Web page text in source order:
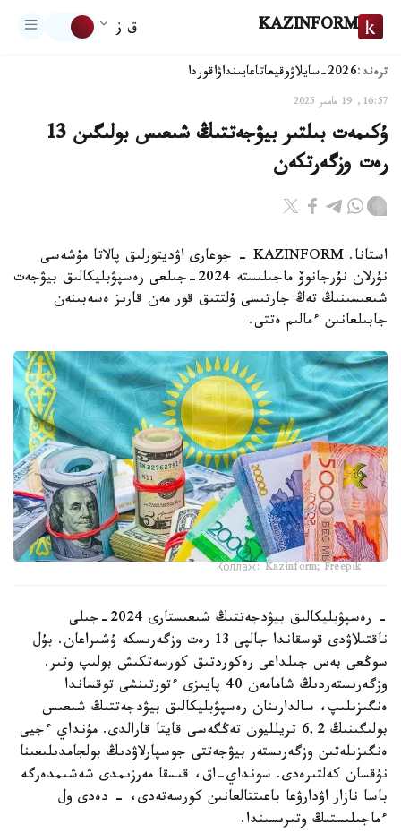
KAZINFORM ق ز
ترەند:2026-سايلاۋ وقيعاتاعايىنداۋاقوردا
16:57, 19 مامىر 2025
ۇكىمەت بىلتىر بيۋجەتتىڭ شىعىس بولىگىن 13
رەت وزگەرتكەن
استانا. KAZINFORM - جوعارى اۋديتورلىق پالاتا مۇشەسى
نۇرلان نۇرجانوۆ ماجىلىستە 2024-جىلعى رەسپۋبليكالىق بيۋجەت
شىعىسىنىڭ تەڭ جارتىسى ۇلتتىق قور مەن قارىز ەسەبىنەن
جابىلعانىن ءمالىم ەتتى.
Коллаж: Kazinform; Freepik
- رەسپۋبليكالىق بيۋدجەتتىڭ شىعىستارى 2024-جىلى
ناقتىلاۋدى قوسقاندا جالپى 13 رەت وزگەرىسكە ۇشىراعان. بۇل
سوڭعى بەس جىلداعى رەكوردتىق كورسەتكىش بولىپ وتىر.
وزگەرىستەردىڭ شامامەن 40 پايىزى ءتورتىنشى توقساندا
ەنگىزىلىپ، سالدارىنان رەسپۋبليكالىق بيۋدجەتتىڭ شىعىس
بولىگىنىڭ 6,2 تريلليون تەڭگەسى قايتا قارالدى. مۇنداي ءجيى
ەنگىزىلەتىن وزگەرىستەر بيۋجەتتى جوسپارلاۋدىڭ بولجامدىلىعىنا
نۇقسان كەلتىرەدى. سونداي-اق، قىسقا مەرزىمدى شەشىمدەرگە
باسا نازار اۋدارۋعا باعىتتالعانىن كورسەتەدى، - دەدى ول
ءماجىلىستىڭ وتىرىسىندا.